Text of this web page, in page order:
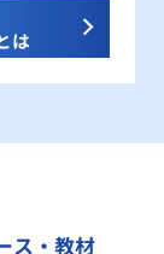
は
ス・教材